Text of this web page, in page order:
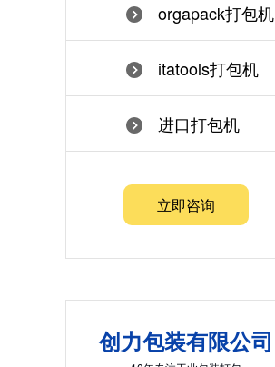
orgapack打包机
itatools打包机
进口打包机
立即咨询
创力包装有限公司